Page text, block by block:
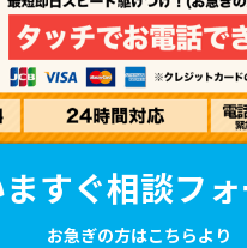
ますぐ相談フ
お急ぎの方はこちらより